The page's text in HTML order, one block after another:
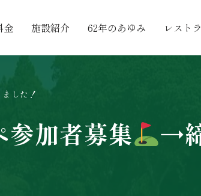
金 施設紹介 62年のあゆみ レスト
した！
参加者募集 →